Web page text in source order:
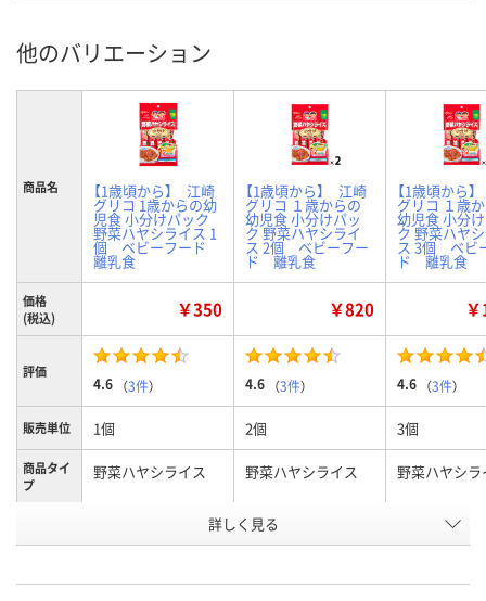
他のバリエーション
商品名 【1歳頃から】 江崎
グリコ 1歳からの幼
児食 小分けパック
野菜ハヤシライス 1
個 ベビーフード
離乳食
【1歳頃から】 江崎
グリコ １歳からの
幼児食 小分けパッ
ク 野菜ハヤシライ
ス 2個 ベビーフー
ド 離乳食
【1歳頃から
グリコ １歳
幼児食 小分
ク 野菜ハヤ
ス 3個 ベビ
ド 離乳食
価格
(税込)
￥350 ￥820
評価
4.6 （3件） 4.6 （3件） 4.6 （3件）
販売単位 1個 2個 3個
商品タイ
プ
野菜ハヤシライス 野菜ハヤシライス 野菜ハヤシラ
U893066 U893068
詳しく見る